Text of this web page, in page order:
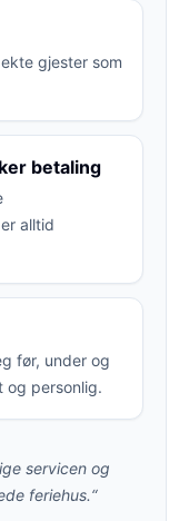
gjester som
betaling
alltid
før, under og
og personlig.
servicen og
feriehus.“